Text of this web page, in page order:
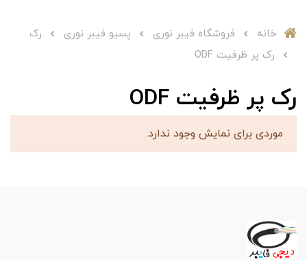
خانه فروشگاه فیبر نوری پسیو فیبر نوری
رک
رک پر ظرفیت ODF
رک پر ظرفیت ODF
موردی برای نمایش وجود ندارد.